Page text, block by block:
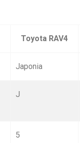
Toyota RAV4
Japonia
J
5